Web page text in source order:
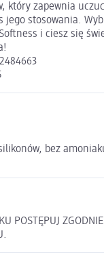
który zapewnia
jego stosowania.
i ciesz się
bez
POSTĘPUJ